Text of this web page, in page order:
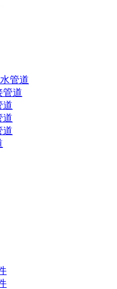
管道
管道
道
道
道